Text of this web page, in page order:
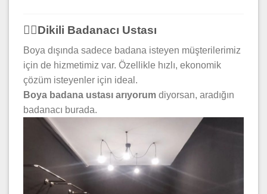
👷‍♂️Dikili Badanacı Ustası
Boya dışında sadece badana isteyen müşterilerimiz
için de hizmetimiz var. Özellikle hızlı, ekonomik
çözüm isteyenler için ideal.
Boya badana ustası arıyorum diyorsan, aradığın
badanacı burada.